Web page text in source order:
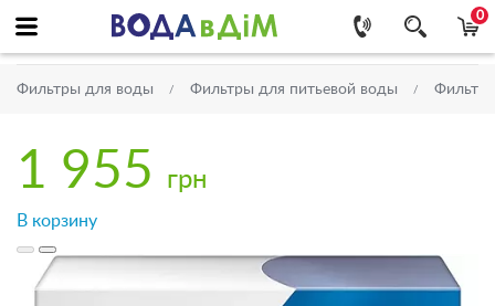
0
Фильтры для воды Фильтры для питьевой воды
1 955 грн
В корзину